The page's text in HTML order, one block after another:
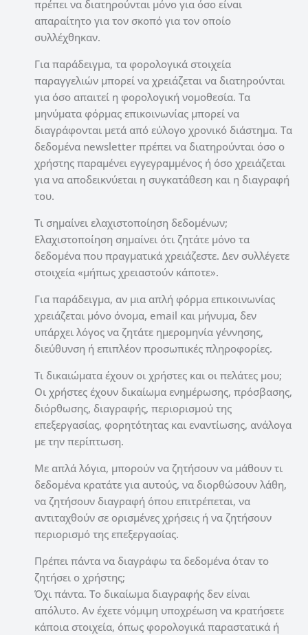
πρέπει να διατηρούνται μόνο για όσο είναι
απαραίτητο για τον σκοπό για τον οποίο
συλλέχθηκαν.
Για παράδειγμα, τα φορολογικά στοιχεία
παραγγελιών μπορεί να χρειάζεται να διατηρούνται
για όσο απαιτεί η φορολογική νομοθεσία. Τα
μηνύματα φόρμας επικοινωνίας μπορεί να
διαγράφονται μετά από εύλογο χρονικό διάστημα. Τα
δεδομένα newsletter πρέπει να διατηρούνται όσο ο
χρήστης παραμένει εγγεγραμμένος ή όσο χρειάζεται
για να αποδεικνύεται η συγκατάθεση και η διαγραφή
του.
Τι σημαίνει ελαχιστοποίηση δεδομένων;
Ελαχιστοποίηση σημαίνει ότι ζητάτε μόνο τα
δεδομένα που πραγματικά χρειάζεστε. Δεν συλλέγετε
στοιχεία «μήπως χρειαστούν κάποτε».
Για παράδειγμα, αν μια απλή φόρμα επικοινωνίας
χρειάζεται μόνο όνομα, email και μήνυμα, δεν
υπάρχει λόγος να ζητάτε ημερομηνία γέννησης,
διεύθυνση ή επιπλέον προσωπικές πληροφορίες.
Τι δικαιώματα έχουν οι χρήστες και οι πελάτες μου;
Οι χρήστες έχουν δικαίωμα ενημέρωσης, πρόσβασης,
διόρθωσης, διαγραφής, περιορισμού της
επεξεργασίας, φορητότητας και εναντίωσης, ανάλογα
με την περίπτωση.
Με απλά λόγια, μπορούν να ζητήσουν να μάθουν τι
δεδομένα κρατάτε για αυτούς, να διορθώσουν λάθη,
να ζητήσουν διαγραφή όπου επιτρέπεται, να
αντιταχθούν σε ορισμένες χρήσεις ή να ζητήσουν
περιορισμό της επεξεργασίας.
Πρέπει πάντα να διαγράφω τα δεδομένα όταν το
ζητήσει ο χρήστης;
Όχι πάντα. Το δικαίωμα διαγραφής δεν είναι
απόλυτο. Αν έχετε νόμιμη υποχρέωση να κρατήσετε
κάποια στοιχεία, όπως φορολογικά παραστατικά ή